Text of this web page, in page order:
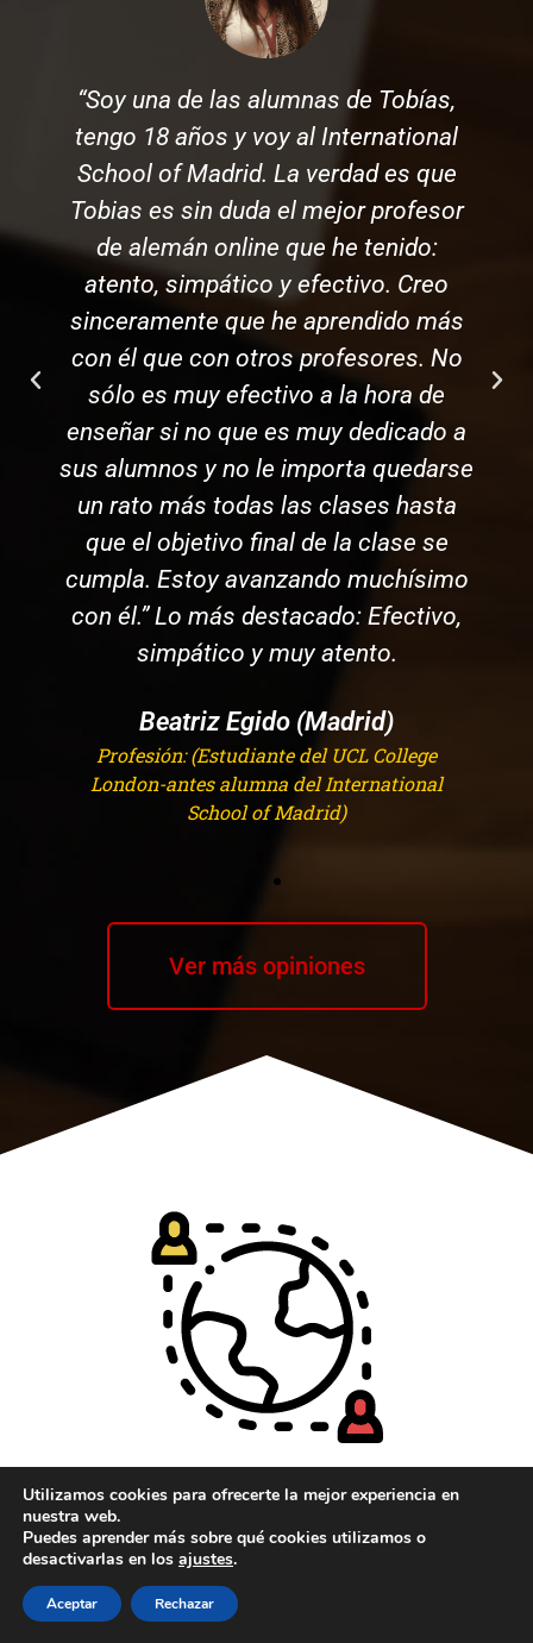
“Soy una de las alumnas de Tobías,
tengo 18 años y voy al International
School of Madrid. La verdad es que
Tobias es sin duda el mejor profesor
de alemán online que he tenido:
atento, simpático y efectivo. Creo
sinceramente que he aprendido más
con él que con otros profesores. No
sólo es muy efectivo a la hora de
enseñar si no que es muy dedicado a
sus alumnos y no le importa quedarse
un rato más todas las clases hasta
que el objetivo final de la clase se
cumpla. Estoy avanzando muchísimo
con él.” Lo más destacado: Efectivo,
simpático y muy atento.
Beatriz Egido (Madrid)
Profesión: (Estudiante del UCL College
London-antes alumna del International
School of Madrid)
Ver más opiniones
¿Desde donde puedes
tomar clases de Alemán
conmigo?
Comoprofesor de alemán online
Utilizamos cookies para ofrecerte la mejor experiencia en
nuestra web.
Puedes aprender más sobre qué cookies utilizamos o
desactivarlas en los ajustes.
Aceptar Rechazar